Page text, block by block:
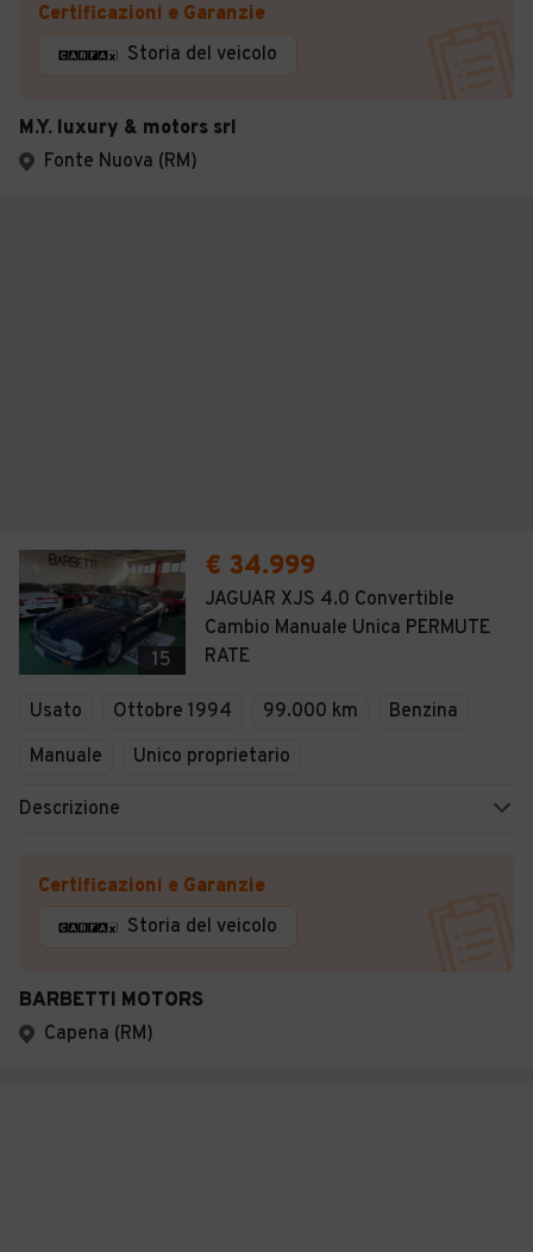
Certificazioni e Garanzie
Storia del veicolo
M.Y. luxury & motors srl
Fonte Nuova (RM)
15
€ 34.999
JAGUAR XJS 4.0 Convertible
Cambio Manuale Unica PERMUTE
RATE
Usato Ottobre 1994 99.000 km
Benzina
Manuale
Unico proprietario
Descrizione
Certificazioni e Garanzie
Storia del veicolo
BARBETTI MOTORS
Capena (RM)